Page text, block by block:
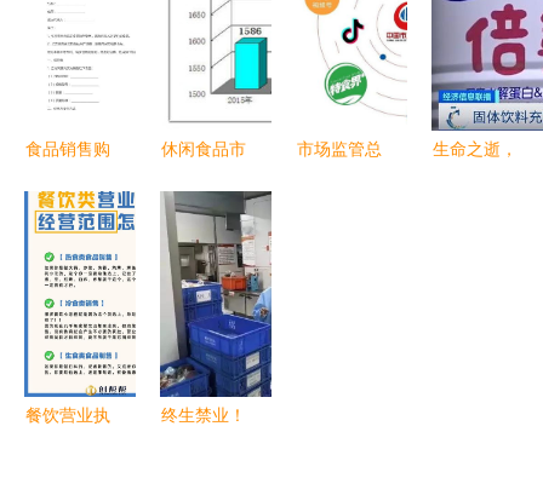
设备工艺成
熟助力酒类
经营
商（以诸城
市宏润食品
机械厂为
例）
食品销售购
（酒类经
营）
休闲食品市
2020年行
业发展前
景、趋势及
与烟草制品
的关联调查
报告
市场监管总
生命之逝，
餐饮营业执
终生禁业！